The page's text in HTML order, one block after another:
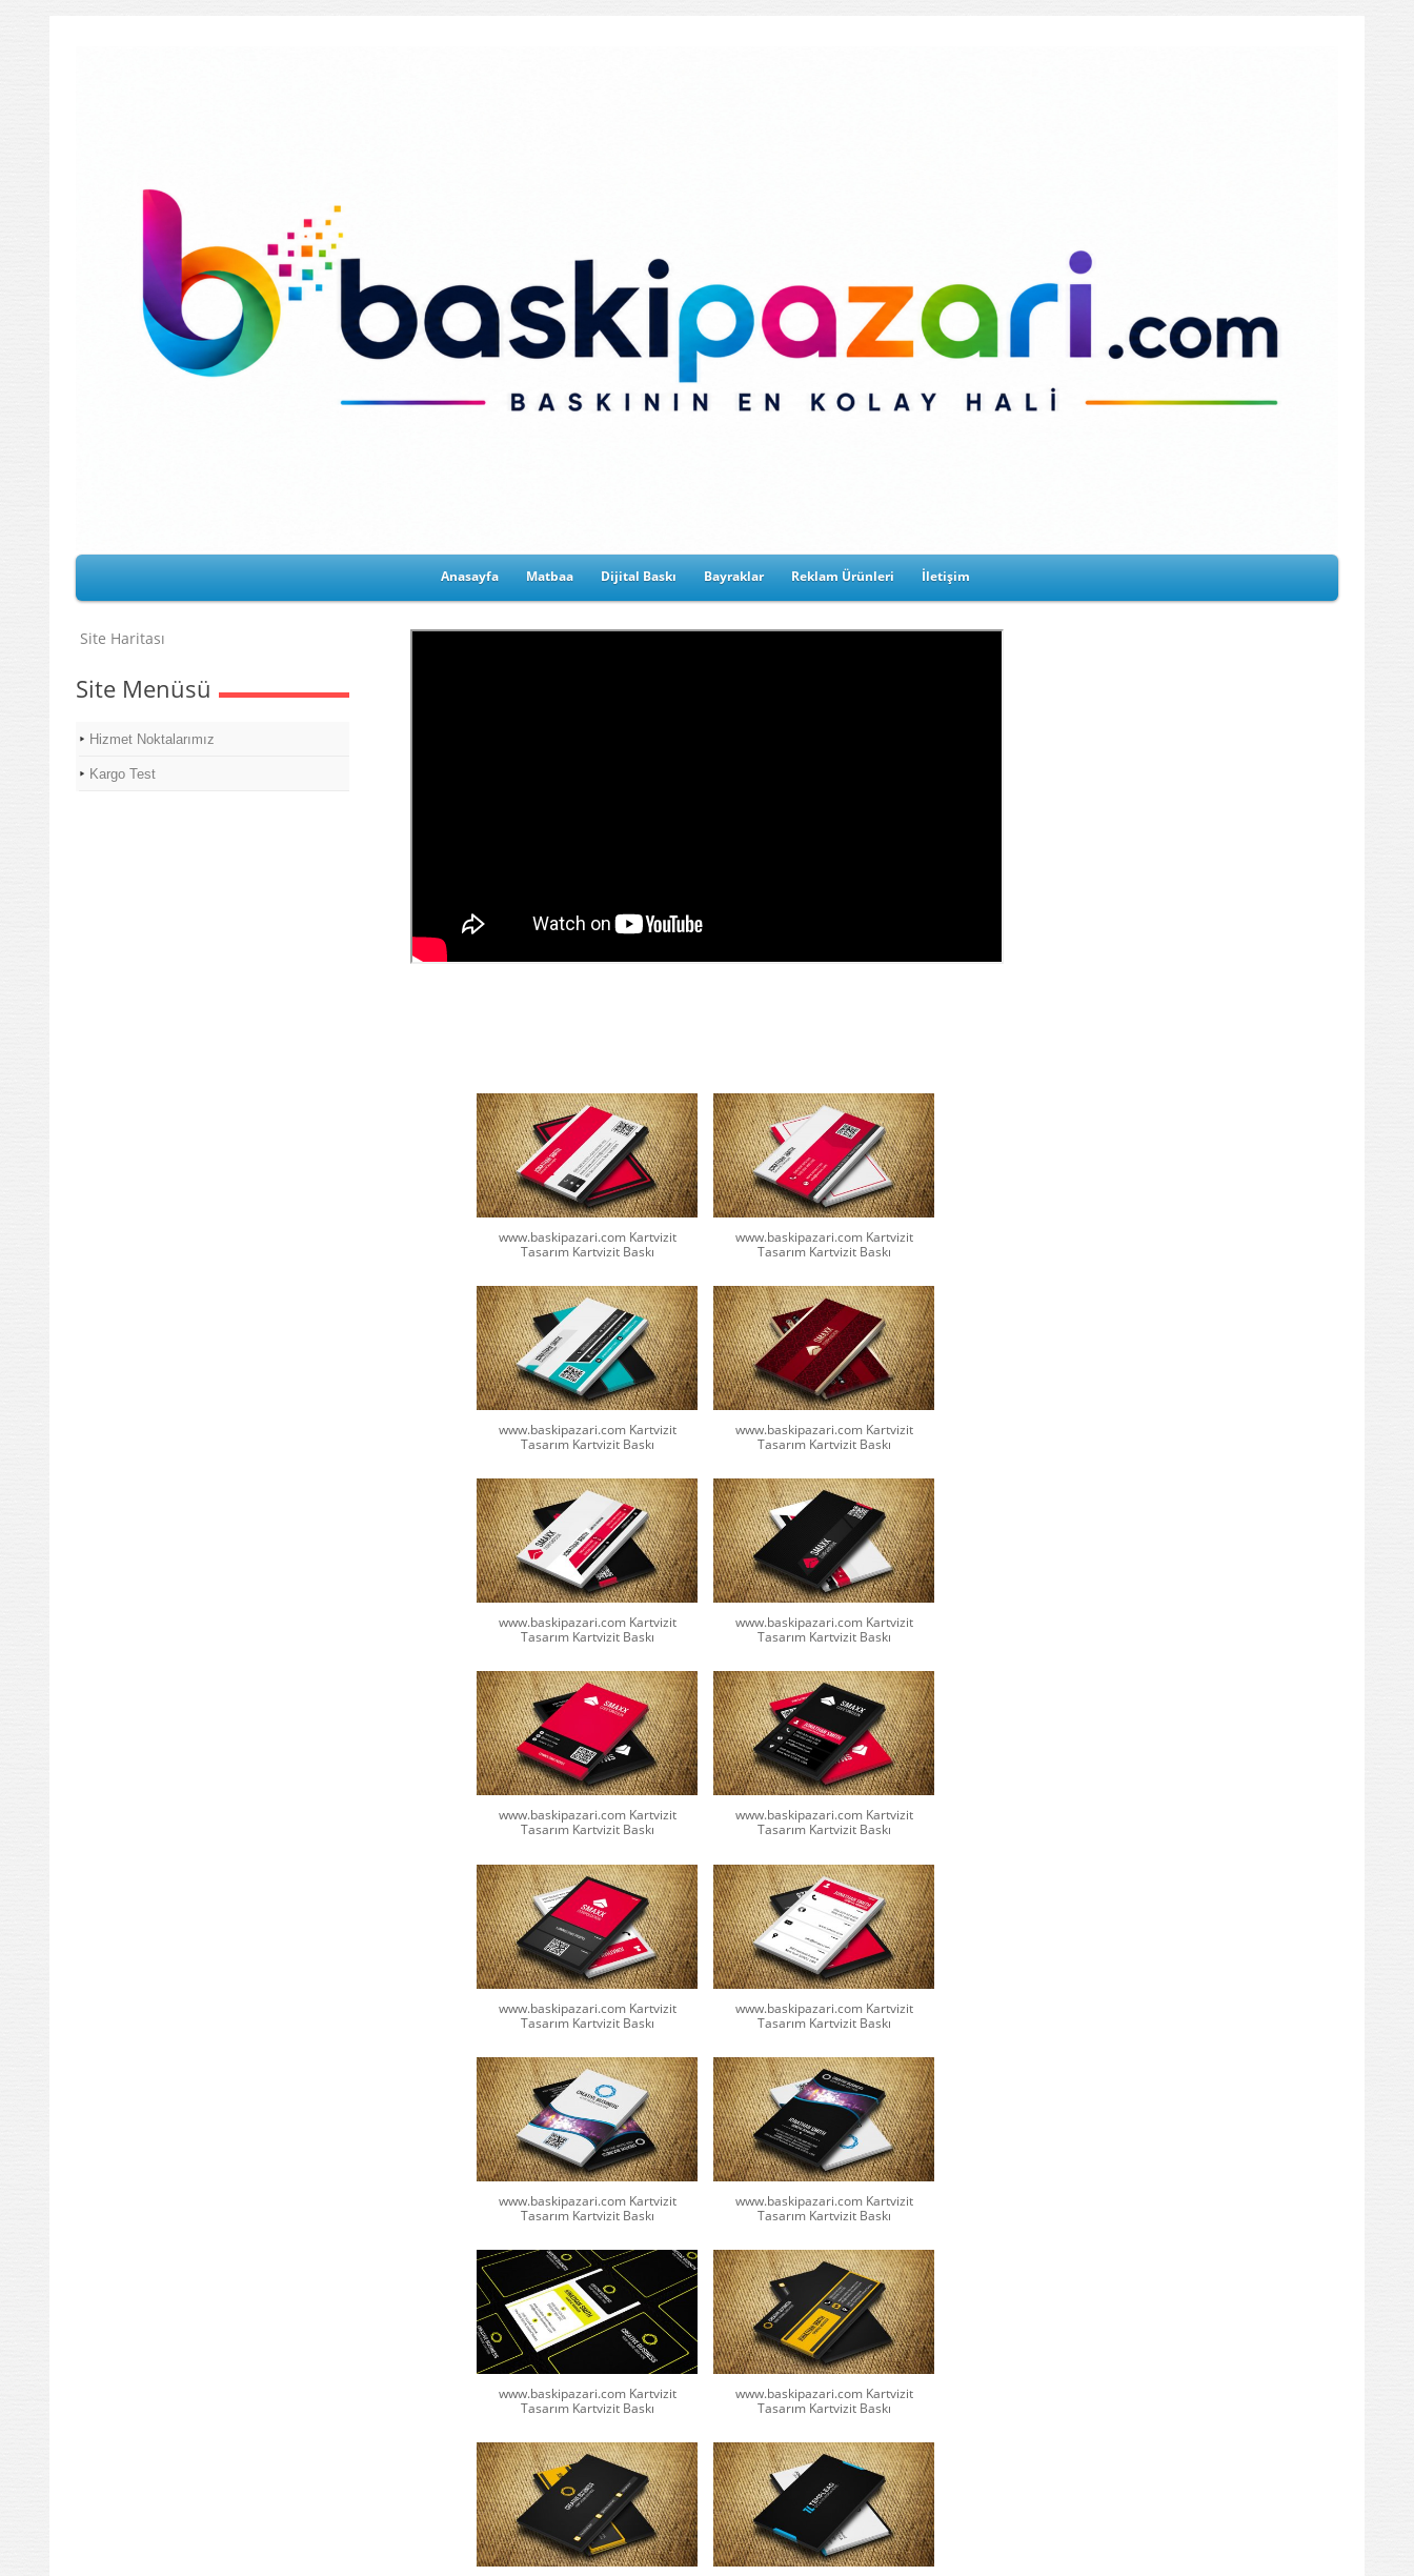
Anasayfa Matbaa Dijital Baskı Bayraklar Reklam Ürünleri İletişim
Site Haritası
Site Menüsü
Hizmet Noktalarımız
Kargo Test
www.baskipazari.com Kartvizit
Tasarım Kartvizit Baskı
www.baskipazari.com Kartvizit
Tasarım Kartvizit Baskı
www.baskipazari.com Kartvizit
Tasarım Kartvizit Baskı
www.baskipazari.com Kartvizit
Tasarım Kartvizit Baskı
www.baskipazari.com Kartvizit
Tasarım Kartvizit Baskı
www.baskipazari.com Kartvizit
Tasarım Kartvizit Baskı
www.baskipazari.com Kartvizit
Tasarım Kartvizit Baskı
www.baskipazari.com Kartvizit
Tasarım Kartvizit Baskı
www.baskipazari.com Kartvizit
Tasarım Kartvizit Baskı
www.baskipazari.com Kartvizit
Tasarım Kartvizit Baskı
www.baskipazari.com Kartvizit
Tasarım Kartvizit Baskı
www.baskipazari.com Kartvizit
Tasarım Kartvizit Baskı
www.baskipazari.com Kartvizit
Tasarım Kartvizit Baskı
www.baskipazari.com Kartvizit
Tasarım Kartvizit Baskı